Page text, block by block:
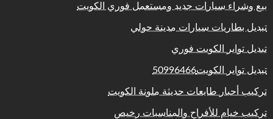
بيع وشراء سيارات جديد ومستعمل فوري الكويت
تبديل بطاريات سيارات مدينة حولي
تبديل تواير الكويت فوري
تبديل تواير الكويت50996466
تركيب أحبار طابعات حديثة ملونة الكويت
تركيب خيام للأفراح والمناسبات رخيص